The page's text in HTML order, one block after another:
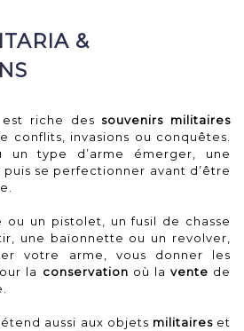
&
est riche des souvenirs militaires
conflits, invasions ou conquêtes.
un type d’arme émerger, une
se perfectionner avant d’être
ou un pistolet, un fusil de chasse
une baïonnette ou un revolver,
votre arme, vous donner les
la conservation où la vente de
aussi aux objets militaireset